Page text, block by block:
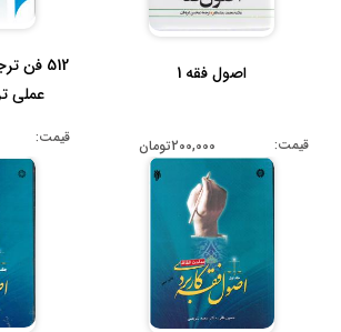
اصول فقه 1
قیمت: 200,000تومان
512
عملی
قیمت: